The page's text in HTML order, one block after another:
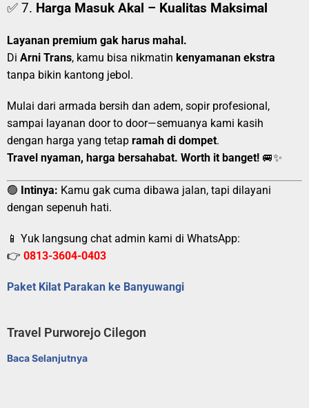
✅ 7. Harga Masuk Akal – Kualitas Maksimal
Layanan premium gak harus mahal.
Di Arni Trans, kamu bisa nikmatin kenyamanan ekstra
tanpa bikin kantong jebol.
Mulai dari armada bersih dan adem, sopir profesional,
sampai layanan door to door—semuanya kami kasih
dengan harga yang tetap ramah di dompet.
Travel nyaman, harga bersahabat. Worth it banget! 🚐✨
🟢 Intinya: Kamu gak cuma dibawa jalan, tapi dilayani
dengan sepenuh hati.
📱 Yuk langsung chat admin kami di WhatsApp:
👉 0813-3604-0403
Paket Kilat Parakan ke Banyuwangi
Travel Purworejo Cilegon
Baca Selanjutnya